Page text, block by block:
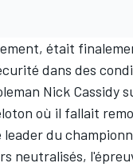
était
dans des
Nick Cassidy
où il fallait
du
neutralisés,